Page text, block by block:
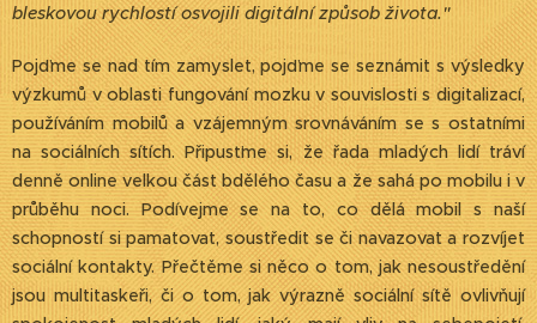
bleskovou rychlostí osvojili digitální způsob života."
Pojďme se nad tím zamyslet, pojďme se seznámit s výsledky
výzkumů v oblasti fungování mozku v souvislosti s digitalizací,
používáním mobilů a vzájemným srovnáváním se s ostatními
na sociálních sítích. Připusťme si, že řada mladých lidí tráví
denně online velkou část bdělého času a že sahá po mobilu i v
průběhu noci. Podívejme se na to, co dělá mobil s naší
schopností si pamatovat, soustředit se či navazovat a rozvíjet
sociální kontakty. Přečtěme si něco o tom, jak nesoustředění
jsou multitaskeři, či o tom, jak výrazně sociální sítě ovlivňují